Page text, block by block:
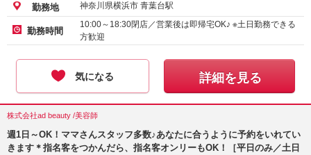
勤務地 神奈川県横浜市 青葉台駅
勤務時間
10:00～18:30閉店／営業後は即帰宅OK♪ ※土日勤務できる
方歓迎
気になる 詳細を見る
株式会社ad beauty /美容師
週1日～OK！ママさんスタッフ多数♪あなたに合うように予約をいれてい
きます＊指名客をつかんだら、指名客オンリーもOK！［平日のみ／土日